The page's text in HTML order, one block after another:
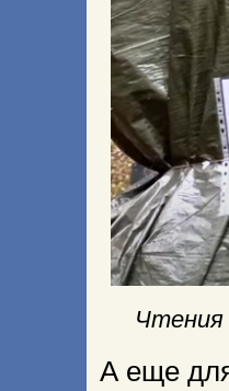
Чтения
А еще